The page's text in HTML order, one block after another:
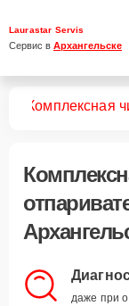
Laurastar Servis
Сервис в Архангельске
Комплексная
даже при